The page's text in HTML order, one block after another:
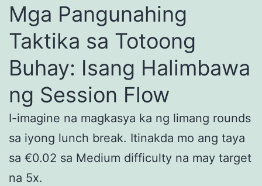
Mga Pangunahing
Taktika sa Totoong
Buhay: Isang Halimbawa
ng Session Flow
I-imagine na magkasya ka ng limang rounds
sa iyong lunch break. Itinakda mo ang taya
sa €0.02 sa Medium difficulty na may target
na 5x.